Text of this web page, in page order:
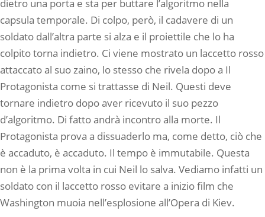
dietro una porta e sta per buttare l’algoritmo nella
capsula temporale. Di colpo, però, il cadavere di un
soldato dall’altra parte si alza e il proiettile che lo ha
colpito torna indietro. Ci viene mostrato un laccetto rosso
attaccato al suo zaino, lo stesso che rivela dopo a Il
Protagonista come si trattasse di Neil. Questi deve
tornare indietro dopo aver ricevuto il suo pezzo
d’algoritmo. Di fatto andrà incontro alla morte. Il
Protagonista prova a dissuaderlo ma, come detto, ciò che
è accaduto, è accaduto. Il tempo è immutabile. Questa
non è la prima volta in cui Neil lo salva. Vediamo infatti un
soldato con il laccetto rosso evitare a inizio film che
Washington muoia nell’esplosione all’Opera di Kiev.